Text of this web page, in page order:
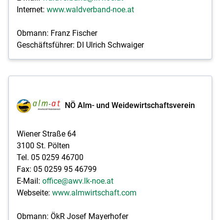
Internet: www.waldverband-noe.at
Obmann: Franz Fischer
Geschäftsführer: DI Ulrich Schwaiger
NÖ Alm- und Weidewirtschaftsverein
Wiener Straße 64
3100 St. Pölten
Tel. 05 0259 46700
Fax: 05 0259 95 46799
E-Mail: office@awv.lk-noe.at
Webseite: www.almwirtschaft.com
Obmann: ÖkR Josef Mayerhofer